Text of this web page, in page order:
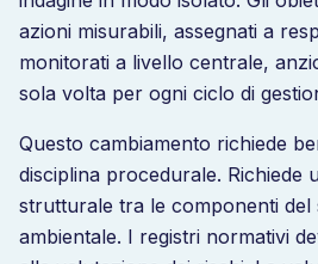
azioni misurabili, assegnati a
monitorati a livello centrale,
sola volta per ogni ciclo di
Questo cambiamento richiede
disciplina procedurale. Richiede
strutturale tra le componenti del
ambientale. I registri normativi